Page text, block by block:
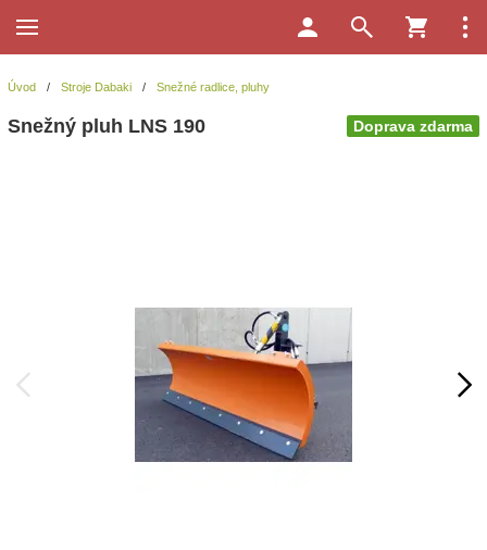
Úvod / Stroje Dabaki / Snežné radlice, pluhy
Doprava zdarma
Snežný pluh LNS 190